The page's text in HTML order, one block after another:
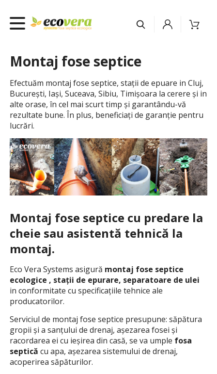
Montaj fose septice
Efectuăm montaj fose septice, stații de epuare in Cluj,
București, Iași, Suceava, Sibiu, Timișoara la cerere și in
alte orase, în cel mai scurt timp și garantându-vă
rezultate bune. În plus, beneficiați de garanție pentru
lucrări.
Montaj fose septice cu predare la
cheie sau asistentă tehnică la
montaj.
Eco Vera Systems asigură montaj fose septice
ecologice , stații de epurare, separatoare de ulei
in conformitate cu specificațiile tehnice ale
producatorilor.
Serviciul de montaj fose septice presupune: săpătura
gropii și a sanțului de drenaj, așezarea fosei și
racordarea ei cu ieșirea din casă, se va umple fosa
septică cu apa, așezarea sistemului de drenaj,
acoperirea săpăturilor.